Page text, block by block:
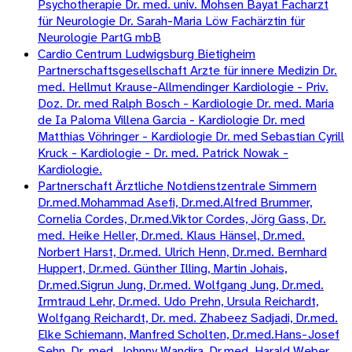
Psychotherapie Dr. med. univ. Mohsen Bayat Facharzt
für Neurologie Dr. Sarah-Maria Löw Fachärztin für
Neurologie PartG mbB
Cardio Centrum Ludwigsburg Bietigheim
Partnerschaftsgesellschaft Arzte für innere Medizin Dr.
med. Hellmut Krause-Allmendinger Kardiologie - Priv.
Doz. Dr. med Ralph Bosch - Kardiologie Dr. med. Maria
de Ia Paloma Villena Garcia - Kardiologie Dr. med
Matthias Vöhringer - Kardiologie Dr. med Sebastian Cyrill
Kruck - Kardiologie - Dr. med. Patrick Nowak -
Kardiologie.
Partnerschaft Ärztliche Notdienstzentrale Simmern
Dr.med.Mohammad Asefi, Dr.med.Alfred Brummer,
Cornelia Cordes, Dr.med.Viktor Cordes, Jörg Gass, Dr.
med. Heike Heller, Dr.med. Klaus Hänsel, Dr.med.
Norbert Harst, Dr.med. Ulrich Henn, Dr.med. Bernhard
Huppert, Dr.med. Günther Illing, Martin Johais,
Dr.med.Sigrun Jung, Dr.med. Wolfgang Jung, Dr.med.
Irmtraud Lehr, Dr.med. Udo Prehn, Ursula Reichardt,
Wolfgang Reichardt, Dr. med. Zhabeez Sadjadi, Dr.med.
Elke Schiemann, Manfred Scholten, Dr.med.Hans-Josef